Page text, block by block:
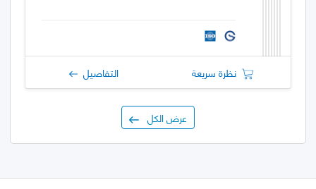
نظرة سريعة التفاصيل
عرض الكل